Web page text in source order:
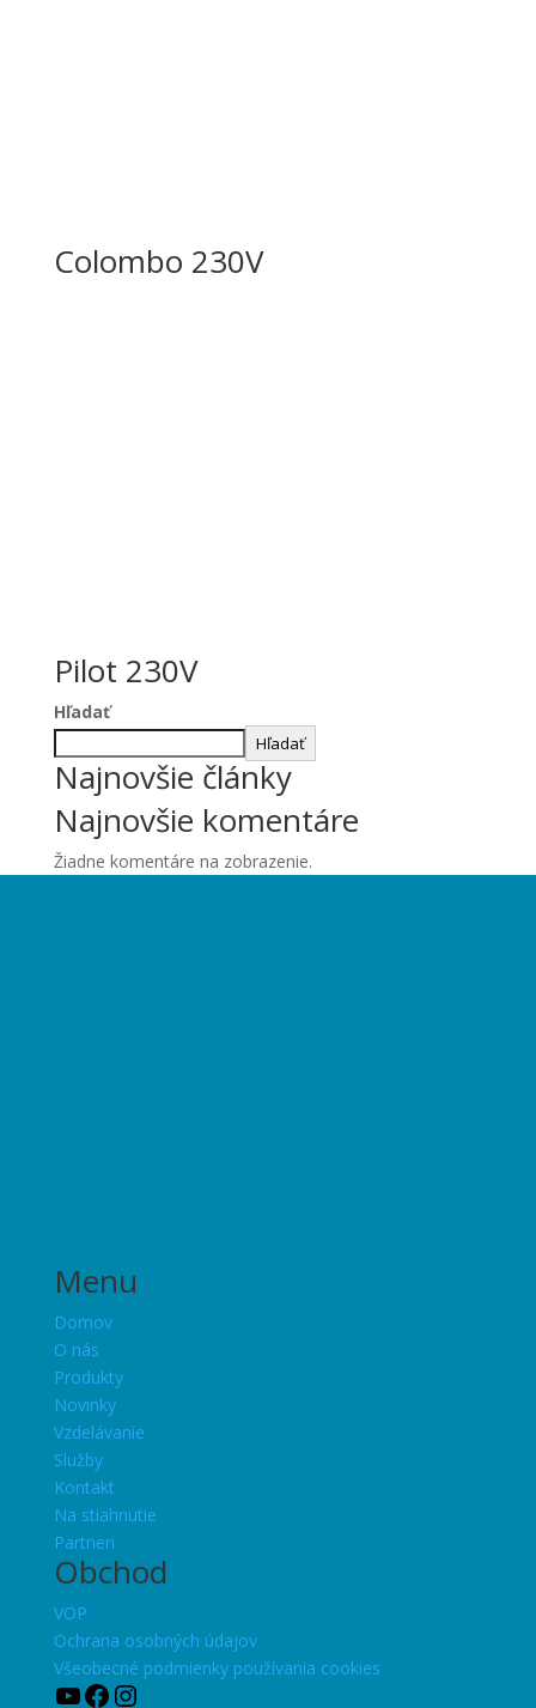
Colombo 230V
Pilot 230V
Hľadať
Hľadať
Najnovšie články
Najnovšie komentáre
Žiadne komentáre na zobrazenie.
Menu
Domov
O nás
Produkty
Novinky
Vzdelávanie
Služby
Kontakt
Na stiahnutie
Partneri
Obchod
VOP
Ochrana osobných údajov
Všeobecné podmienky používania cookies
YouTubeFacebook